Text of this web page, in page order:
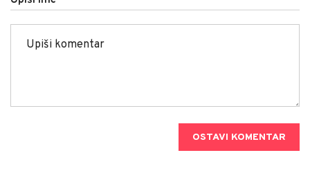
OSTAVI KOMENTAR